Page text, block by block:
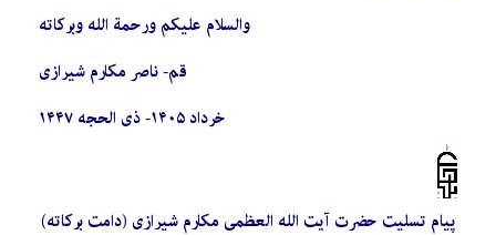
والسلام علیکم ورحمة الله وبرکاته
قم- ناصر مکارم شیرازی
خرداد ۱۴۰۵- ذی الحجه ۱۴۴۷
پیام تسلیت حضرت آیت الله العظمی مکارم شیرازی (دامت برکاته)